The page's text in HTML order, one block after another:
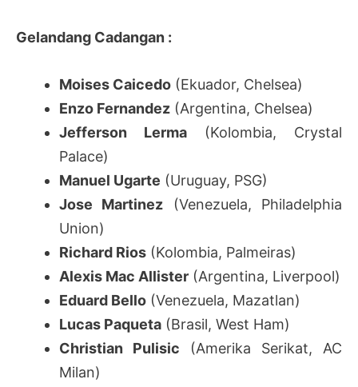
Gelandang Cadangan :
Moises Caicedo (Ekuador, Chelsea)
Enzo Fernandez (Argentina, Chelsea)
Jefferson Lerma (Kolombia, Crystal
Palace)
Manuel Ugarte (Uruguay, PSG)
Jose Martinez (Venezuela, Philadelphia
Union)
Richard Rios (Kolombia, Palmeiras)
Alexis Mac Allister (Argentina, Liverpool)
Eduard Bello (Venezuela, Mazatlan)
Lucas Paqueta (Brasil, West Ham)
Christian Pulisic (Amerika Serikat, AC
Milan)